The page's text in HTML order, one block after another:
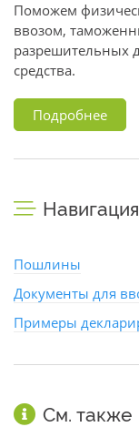
Поможем
ввозом,
разрешительных
средства.
Подробнее
Навигация
Пошлины
Документы для
Примеры
См. также